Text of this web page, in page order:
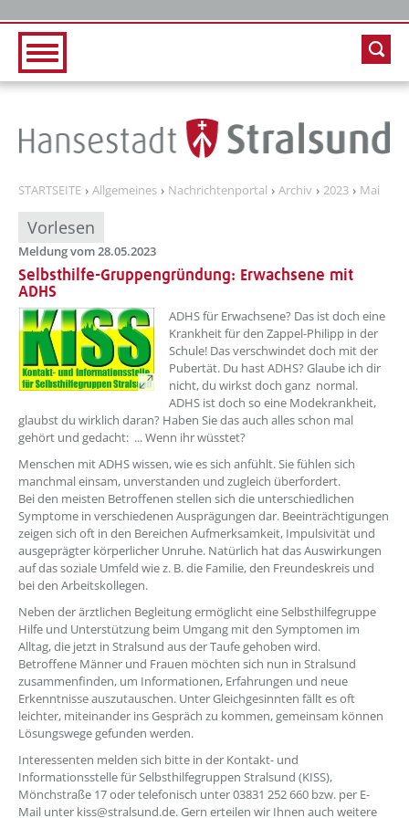
STARTSEITE Allgemeines Nachrichtenportal Archiv 2023 Mai
Vorlesen
Meldung vom 28.05.2023
Selbsthilfe-Gruppengründung: Erwachsene mit
ADHS
??? absaetzeOben[1]/titel ???
ADHS für Erwachsene? Das ist doch eine
Krankheit für den Zappel-Philipp in der
Schule! Das verschwindet doch mit der
Pubertät. Du hast ADHS? Glaube ich dir
nicht, du wirkst doch ganz normal.
ADHS ist doch so eine Modekrankheit,
glaubst du wirklich daran? Haben Sie das auch alles schon mal
gehört und gedacht: ... Wenn ihr wüsstet?
Menschen mit ADHS wissen, wie es sich anfühlt. Sie fühlen sich
manchmal einsam, unverstanden und zugleich überfordert.
Bei den meisten Betroffenen stellen sich die unterschiedlichen
Symptome in verschiedenen Ausprägungen dar. Beeinträchtigungen
zeigen sich oft in den Bereichen Aufmerksamkeit, Impulsivität und
ausgeprägter körperlicher Unruhe. Natürlich hat das Auswirkungen
auf das soziale Umfeld wie z. B. die Familie, den Freundeskreis und
bei den Arbeitskollegen.
Neben der ärztlichen Begleitung ermöglicht eine Selbsthilfegruppe
Hilfe und Unterstützung beim Umgang mit den Symptomen im
Alltag, die jetzt in Stralsund aus der Taufe gehoben wird.
Betroffene Männer und Frauen möchten sich nun in Stralsund
zusammenfinden, um Informationen, Erfahrungen und neue
Erkenntnisse auszutauschen. Unter Gleichgesinnten fällt es oft
leichter, miteinander ins Gespräch zu kommen, gemeinsam können
Lösungswege gefunden werden.
Interessenten melden sich bitte in der Kontakt- und
Informationsstelle für Selbsthilfegruppen Stralsund (KISS),
Mönchstraße 17 oder telefonisch unter 03831 252 660 bzw. per E-
Mail unter kiss@stralsund.de. Gern erteilen wir Ihnen auch weitere